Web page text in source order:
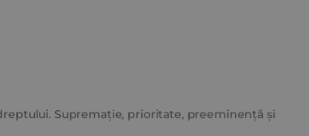
Supremație, prioritate, preeminență și